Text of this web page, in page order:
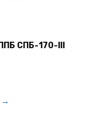
СПБ-170-III
→